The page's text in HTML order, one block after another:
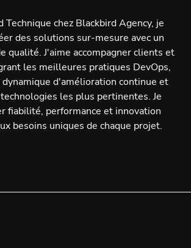
Technique chez Blackbird Agency, je
des solutions sur-mesure avec un
qualité. J'aime accompagner clients et
les meilleures pratiques DevOps,
d'amélioration continue et
les plus pertinentes. Je
fiabilité, performance et innovation
besoins uniques de chaque projet.